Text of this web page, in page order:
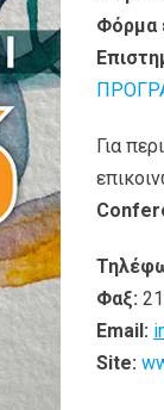
Φόρμα
Για
Φαξ:
Email:
Site: